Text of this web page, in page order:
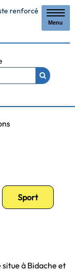
renforcé
Menu
Sport
situe à Bidache et